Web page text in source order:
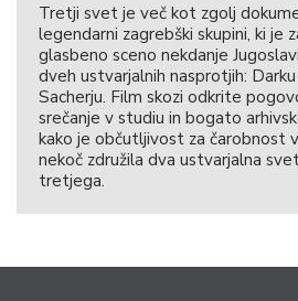
Tretji svet je več kot zgolj
legendarni zagrebški skupini, ki je
glasbeno sceno nekdanje
dveh ustvarjalnih nasprotjih:
Sacherju. Film skozi odkrite
srečanje v studiu in bogato
kako je občutljivost za čarobnost
nekoč združila dva ustvarjalna
tretjega.